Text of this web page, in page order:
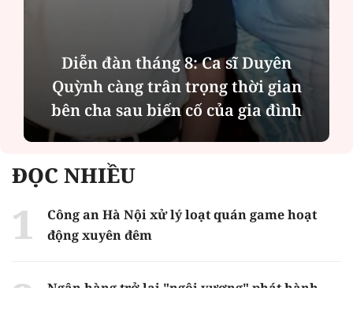
Diễn đàn tháng 8: Ca sĩ Duyên
Quỳnh càng trân trọng thời gian
bên cha sau biến cố của gia đình
ĐỌC NHIỀU
Công an Hà Nội xử lý loạt quán game hoạt
động xuyên đêm
Ngân hàng trở lại "ngôi vương" phát hành